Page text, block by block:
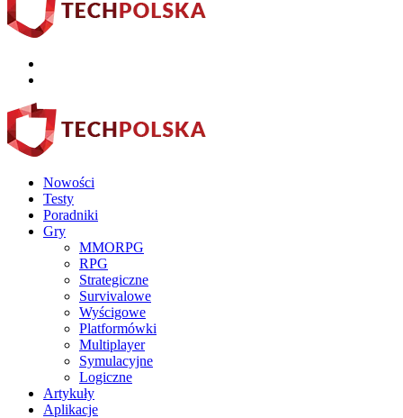
Nowości
Testy
Poradniki
Gry
MMORPG
RPG
Strategiczne
Survivalowe
Wyścigowe
Platformówki
Multiplayer
Symulacyjne
Logiczne
Artykuły
Aplikacje